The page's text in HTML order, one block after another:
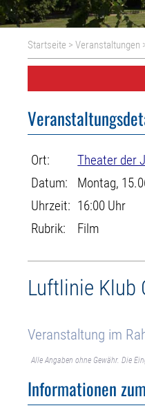
Startseite >Veranstaltungen
Ort:
Theater der
Datum:
Montag,
Uhrzeit: 16:00 Uhr
Rubrik:
Film
Luftlinie Klub
Veranstaltung im
Alle Angaben ohne Gewähr. Die
Informationen